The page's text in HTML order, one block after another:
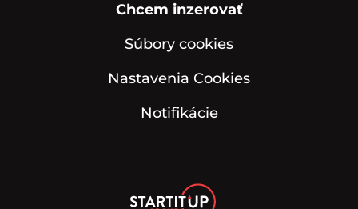
Chcem inzerovať
Súbory cookies
Nastavenia Cookies
Notifikácie